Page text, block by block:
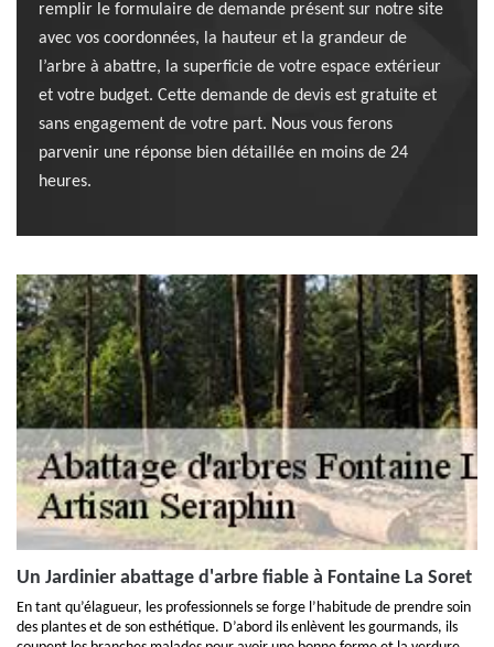
remplir le formulaire de demande présent sur notre site
avec vos coordonnées, la hauteur et la grandeur de
l’arbre à abattre, la superficie de votre espace extérieur
et votre budget. Cette demande de devis est gratuite et
sans engagement de votre part. Nous vous ferons
parvenir une réponse bien détaillée en moins de 24
heures.
Un Jardinier abattage d'arbre fiable à Fontaine La Soret
En tant qu’élagueur, les professionnels se forge l’habitude de prendre soin
des plantes et de son esthétique. D’abord ils enlèvent les gourmands, ils